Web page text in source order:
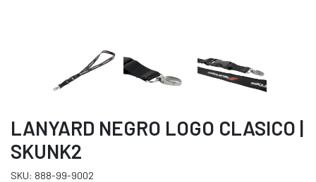
LANYARD NEGRO LOGO CLASICO |
SKUNK2
SKU: 888-99-9002